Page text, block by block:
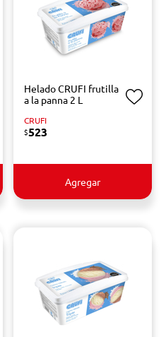
Helado CRUFI frutilla
a la panna 2 L
CRUFI
$523
Agregar